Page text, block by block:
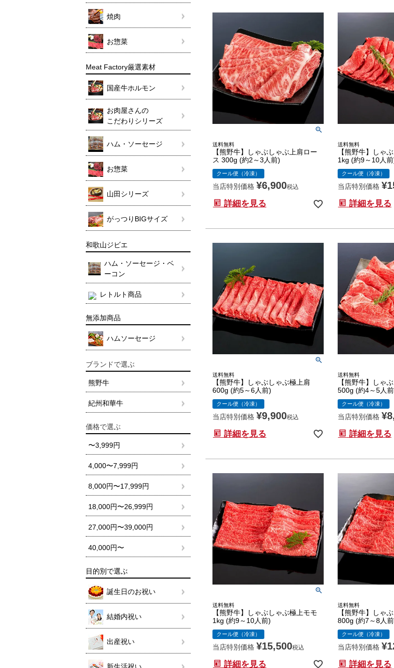
焼肉
お惣菜
Meat Factory厳選素材
国産牛ホルモン
お肉屋さんの
こだわりシリーズ
ハム・ソーセージ
お惣菜
山田シリーズ
がっつりBIGサイズ
和歌山ジビエ
ハム・ソーセージ・ベ
ーコン
レトルト商品
無添加商品
ハムソーセージ
ブランドで選ぶ
熊野牛
紀州和華牛
価格で選ぶ
〜3,999円
4,000〜7,999円
8,000円〜17,999円
18,000円〜26,999円
27,000円〜39,000円
40,000円〜
目的別で選ぶ
誕生日のお祝い
結婚内祝い
出産祝い
送料無料
【熊野牛】しゃぶしゃぶ上肩ロー
ス 300g (約2～3人前)
クール便（冷凍）
当店特別価格 ¥6,900税込
詳細を見る
送料無料
【熊野牛】しゃ
1kg (約9～10人
クール便（冷凍）
当店特別価格 ¥
詳細を見る
送料無料
【熊野牛】しゃぶしゃぶ極上肩
600g (約5～6人前)
クール便（冷凍）
当店特別価格 ¥9,900税込
詳細を見る
送料無料
【熊野牛】しゃ
500g (約4～5人
クール便（冷凍）
当店特別価格 ¥
詳細を見る
送料無料
【熊野牛】しゃぶしゃぶ極上モモ
1kg (約9～10人前)
クール便（冷凍）
当店特別価格 ¥15,500税込
詳細を見る
送料無料
【熊野牛】しゃ
800g (約7～8人
クール便（冷凍）
当店特別価格 ¥
詳細を見る